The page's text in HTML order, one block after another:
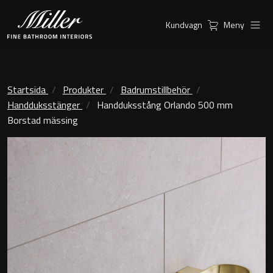
Kommoder
Möbelpaket
Linear Led Spegelskåp
Sky Spegelskåp
Serier
Ambient Speglar
City
Classic Porslin
New York
Inspiration
Hitta
återförsäljare
Kundservice
Kundvagn Meny
Startsida Produkter
Badrumstillbehör
Handduksstänger
Handduksstång Orlando 500 mm
Borstad mässing